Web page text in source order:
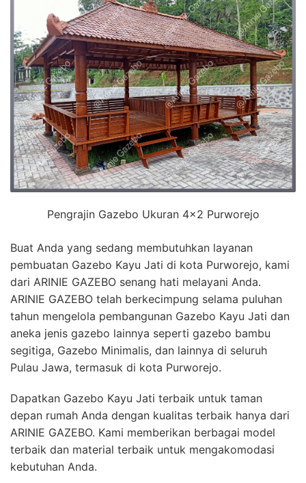
Pengrajin Gazebo Ukuran 4×2 Purworejo
Buat Anda yang sedang membutuhkan layanan
pembuatan Gazebo Kayu Jati di kota Purworejo, kami
dari ARINIE GAZEBO senang hati melayani Anda.
ARINIE GAZEBO telah berkecimpung selama puluhan
tahun mengelola pembangunan Gazebo Kayu Jati dan
aneka jenis gazebo lainnya seperti gazebo bambu
segitiga, Gazebo Minimalis, dan lainnya di seluruh
Pulau Jawa, termasuk di kota Purworejo.
Dapatkan Gazebo Kayu Jati terbaik untuk taman
depan rumah Anda dengan kualitas terbaik hanya dari
ARINIE GAZEBO. Kami memberikan berbagai model
terbaik dan material terbaik untuk mengakomodasi
kebutuhan Anda.